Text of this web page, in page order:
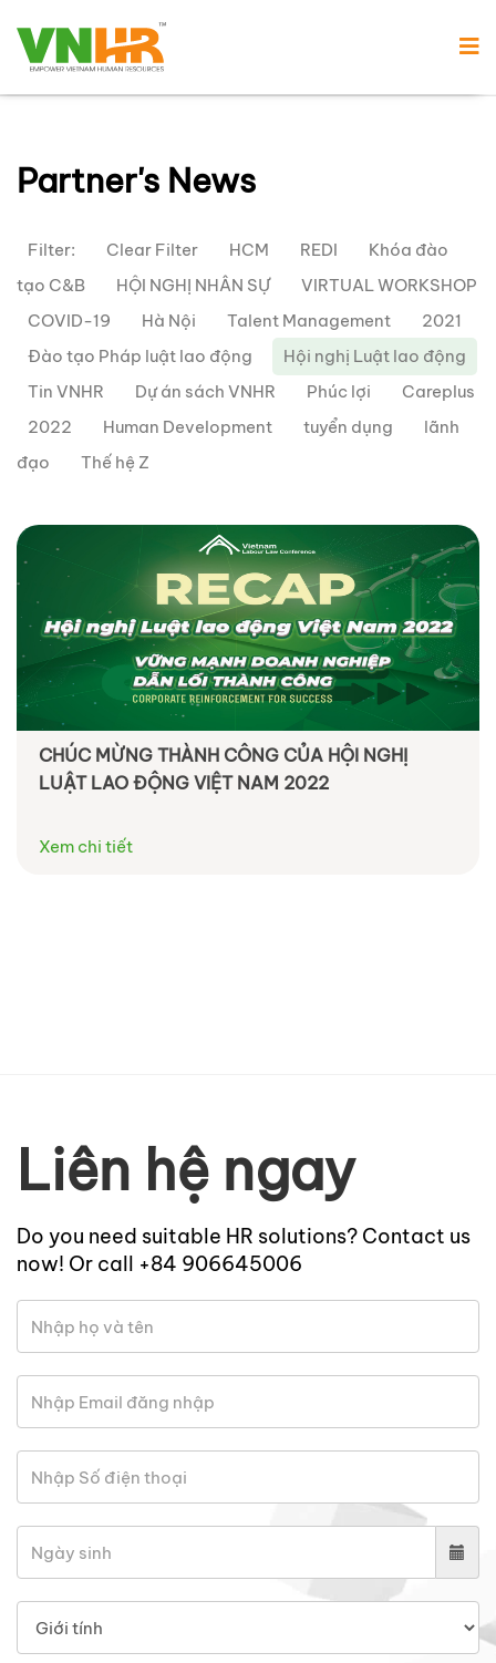
Partner's News
Filter: Clear Filter HCM REDI
Khóa đào
tạo C&B
HỘI NGHỊ NHÂN SỰ
VIRTUAL WORKSHOP
COVID-19
Hà Nội Talent Management
2021
Đào tạo Pháp luật lao động
Hội nghị Luật lao động
Tin VNHR
Dự án sách VNHR Phúc lợi
Careplus
2022
Human Development tuyển dụng
lãnh
đạo
Thế hệ Z
CHÚC MỪNG THÀNH CÔNG CỦA HỘI NGHỊ
LUẬT LAO ĐỘNG VIỆT NAM 2022
Xem chi tiết
Liên hệ ngay
Do you need suitable HR solutions? Contact us
now! Or call +84 906645006